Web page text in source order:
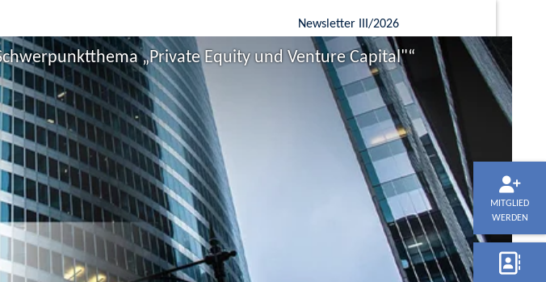
Newsletter III/2026
„Private Equity und Venture Capital"“
MITGLIED
WERDEN